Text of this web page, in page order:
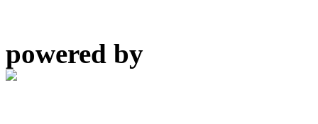
powered by